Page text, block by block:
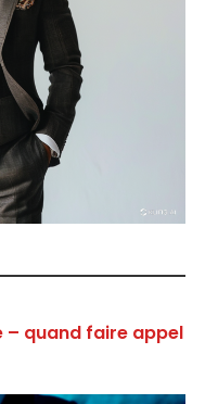
quand faire appel